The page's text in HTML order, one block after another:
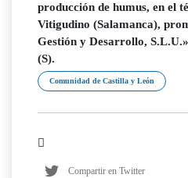
producción de humus, en el
Vitigudino (Salamanca),
Gestión y Desarrollo,
(S).
Comunidad de Castilla y León
Compartir en Twitter